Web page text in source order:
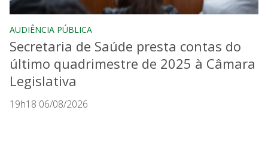
AUDIÊNCIA PÚBLICA
Secretaria de Saúde presta contas do
último quadrimestre de 2025 à Câmara
Legislativa
19h18 06/08/2026